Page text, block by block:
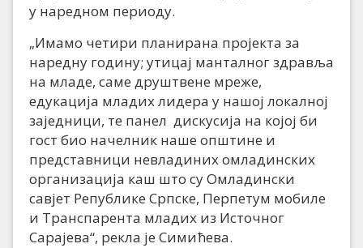
у наредном периоду.
„Имамо четири планирана пројекта за
наредну годину; утицај манталног здравља
на младе, саме друштвене мреже,
едукација младих лидера у нашој локалној
заједници, те панел дискусија на којој би
гост био начелник наше општине и
представници невладиних омладинских
организација каш што су Омладински
савјет Републике Српске, Перпетум мобиле
и Транспарента младих из Источног
Сарајева“, рекла је Симићева.